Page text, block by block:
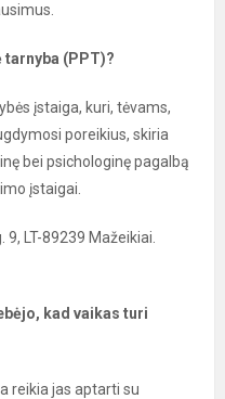
tarnyba (PPT)?
įstaiga, kuri, tėvams,
poreikius, skiria
bei psichologinę pagalbą
įstaigai.
LT-89239 Mažeikiai.
kad vaikas turi
reikia jas aptarti su